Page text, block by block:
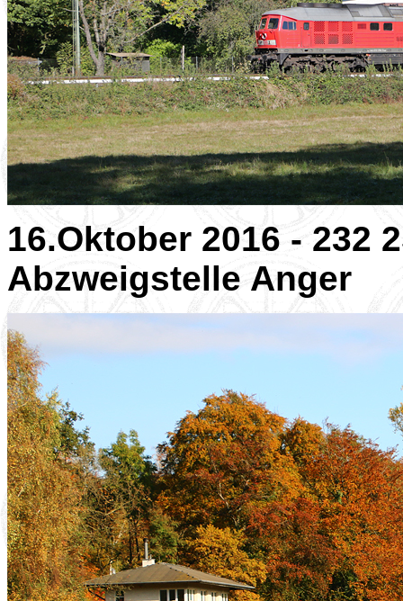
16.Oktober 2016 - 232
Abzweigstelle Anger